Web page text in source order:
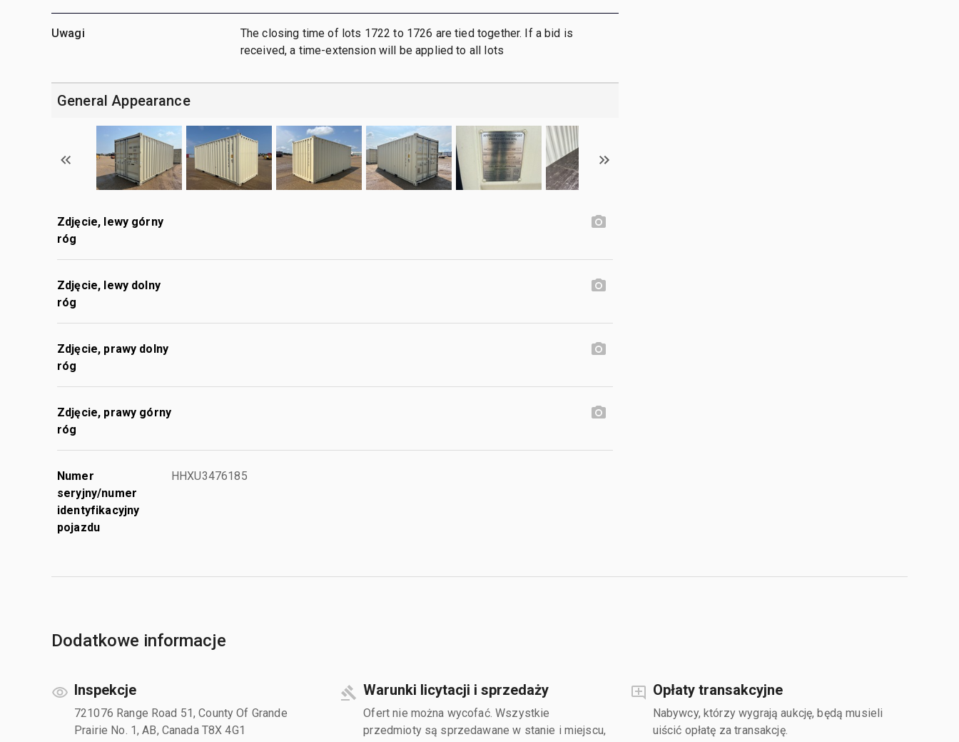
Uwagi
The closing time of lots 1722 to 1726 are tied together. If a bid is
received, a time-extension will be applied to all lots
General Appearance
Zdjęcie, lewy górny
róg
Zdjęcie, lewy dolny
róg
Zdjęcie, prawy dolny
róg
Zdjęcie, prawy górny
róg
Numer
seryjny/numer
identyfikacyjny
pojazdu
HHXU3476185
Dodatkowe informacje
Inspekcje
721076 Range Road 51, County Of Grande
Prairie No. 1, AB, Canada T8X 4G1
Warunki licytacji i sprzedaży
Ofert nie można wycofać. Wszystkie
przedmioty są sprzedawane w stanie i miejscu,
Opłaty transakcyjne
Nabywcy, którzy wygrają aukcję, będą musieli
uiścić opłatę za transakcję.